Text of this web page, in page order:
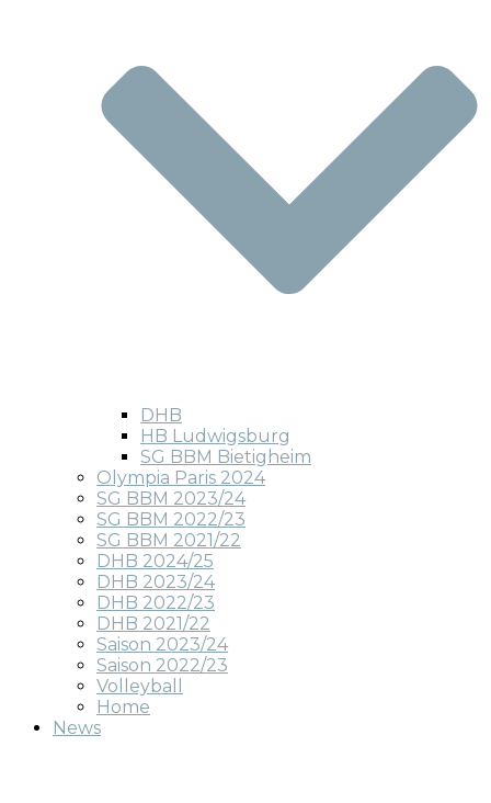
DHB
HB Ludwigsburg
SG BBM Bietigheim
Olympia Paris 2024
SG BBM 2023/24
SG BBM 2022/23
SG BBM 2021/22
DHB 2024/25
DHB 2023/24
DHB 2022/23
DHB 2021/22
Saison 2023/24
Saison 2022/23
Volleyball
Home
News